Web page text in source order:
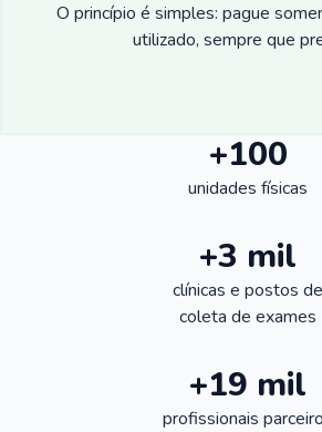
O princípio é simples: pague
utilizado, sempre que
+100
unidades físicas
+3 mil
clínicas e postos de
coleta de exames
+19 mil
profissionais